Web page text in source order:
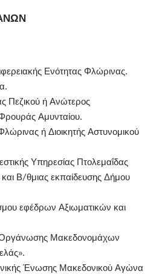
Ενότητας Φλώρινας.
Πεζικού ή Ανώτερος
Αμυνταίου.
ή Διοικητής Αστυνομικού
Υπηρεσίας Πτολεμαΐδας
Β/θμιας εκπαίδευσης Δήμου
εφέδρων Αξιωματικών και
Μακεδονομάχων
Ένωσης Μακεδονικού Αγώνα